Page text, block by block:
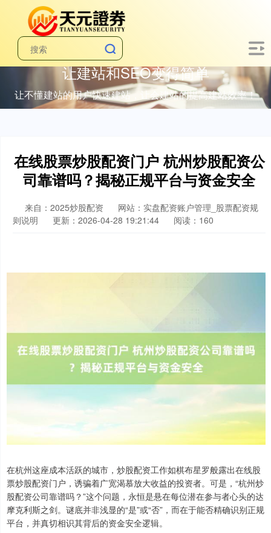
让建站和SEO变得简单
让不懂建站的用户快速建站，让会建站的提高建站效率！
在线股票炒股配资门户 杭州炒股配资公
司靠谱吗？揭秘正规平台与资金安全
来自：2025炒股配资
网站：实盘配资账户管理_股票配资规
则说明
更新：2026-04-28 19:21:44 阅读：160
在杭州这座成本活跃的城市，炒股配资工作如棋布星罗般露出在线股
票炒股配资门户，诱骗着广宽渴慕放大收益的投资者。可是，“杭州炒
股配资公司靠谱吗？”这个问题，永恒是悬在每位潜在参与者心头的达
摩克利斯之剑。谜底并非浅显的“是”或“否”，而在于能否精确识别正规
平台，并真切相识其背后的资金安全逻辑。